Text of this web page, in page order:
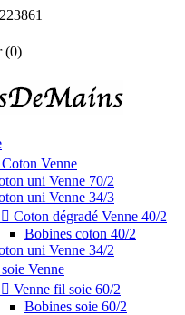
(0)
Venne
uni Venne 70/2
uni Venne 34/3
 Coton dégradé Venne 40/2
Bobines coton 40/2
uni Venne 34/2
Venne
 Venne fil soie 60/2
Bobines soie 60/2